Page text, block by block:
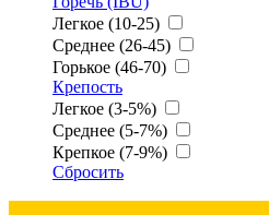
Легкое (10-25)
Среднее (26-45)
Горькое (46-70)
Крепость
Легкое (3-5%)
Среднее (5-7%)
Крепкое (7-9%)
Сбросить